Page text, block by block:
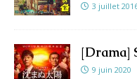
3 juillet
[Drama]
9 juin 2020